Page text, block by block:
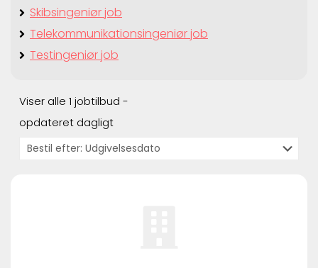
Skibsingeniør job
Telekommunikationsingeniør job
Testingeniør job
Viser alle 1 jobtilbud -
opdateret dagligt